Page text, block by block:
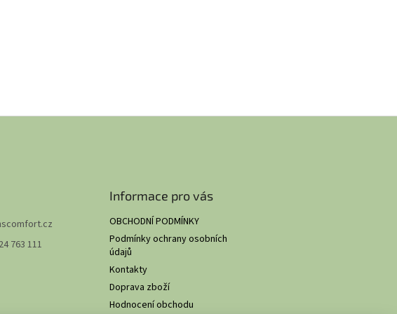
763 111
Informace pro vás
OBCHODNÍ PODMÍNKY
Podmínky ochrany osobních
údajů
Kontakty
Doprava zboží
Hodnocení obchodu